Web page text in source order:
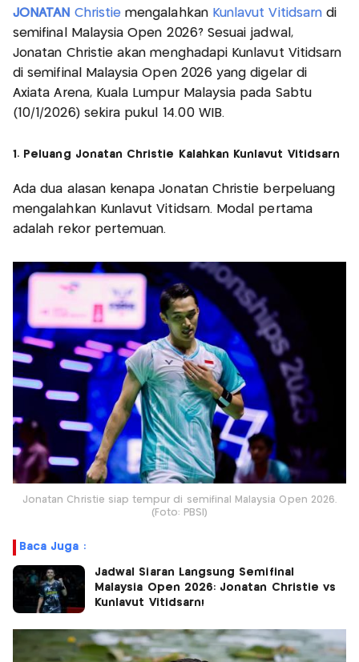
JONATAN Christiemengalahkan Kunlavut Vitidsarndi
semifinal Malaysia Open 2026? Sesuai jadwal,
Jonatan Christie akan menghadapi Kunlavut Vitidsarn
di semifinal Malaysia Open 2026 yang digelar di
Axiata Arena, Kuala Lumpur Malaysia pada Sabtu
(10/1/2026) sekira pukul 14.00 WIB.
1. Peluang Jonatan Christie Kalahkan Kunlavut Vitidsarn
Ada dua alasan kenapa Jonatan Christie berpeluang
mengalahkan Kunlavut Vitidsarn. Modal pertama
adalah rekor pertemuan.
Jonatan Christie siap tempur di semifinal Malaysia Open 2026.
(Foto: PBSI)
Baca Juga :
Jadwal Siaran Langsung Semifinal
Malaysia Open 2026: Jonatan Christie vs
Kunlavut Vitidsarn!